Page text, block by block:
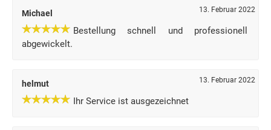
Michael 13. Februar 2022
Bestellung schnell und professionell
abgewickelt.
helmut 13. Februar 2022
Ihr Service ist ausgezeichnet